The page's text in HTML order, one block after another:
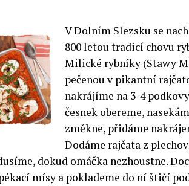
V Dolním Slezsku se
800 letou tradicí chovu
Milické rybníky (Stawy
pečenou v pikantní
nakrájíme na 3-4
česnek obereme,
změkne, přidáme
Dodáme rajčata z
dokud omáčka nezhoustne.
mísy a poklademe do ní štičí